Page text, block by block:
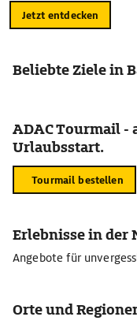
Jetzt entdecken
Beliebte Ziele in
ADAC Tourmail -
Urlaubsstart.
Tourmail bestellen
Erlebnisse in der
Angebote für
Orte und